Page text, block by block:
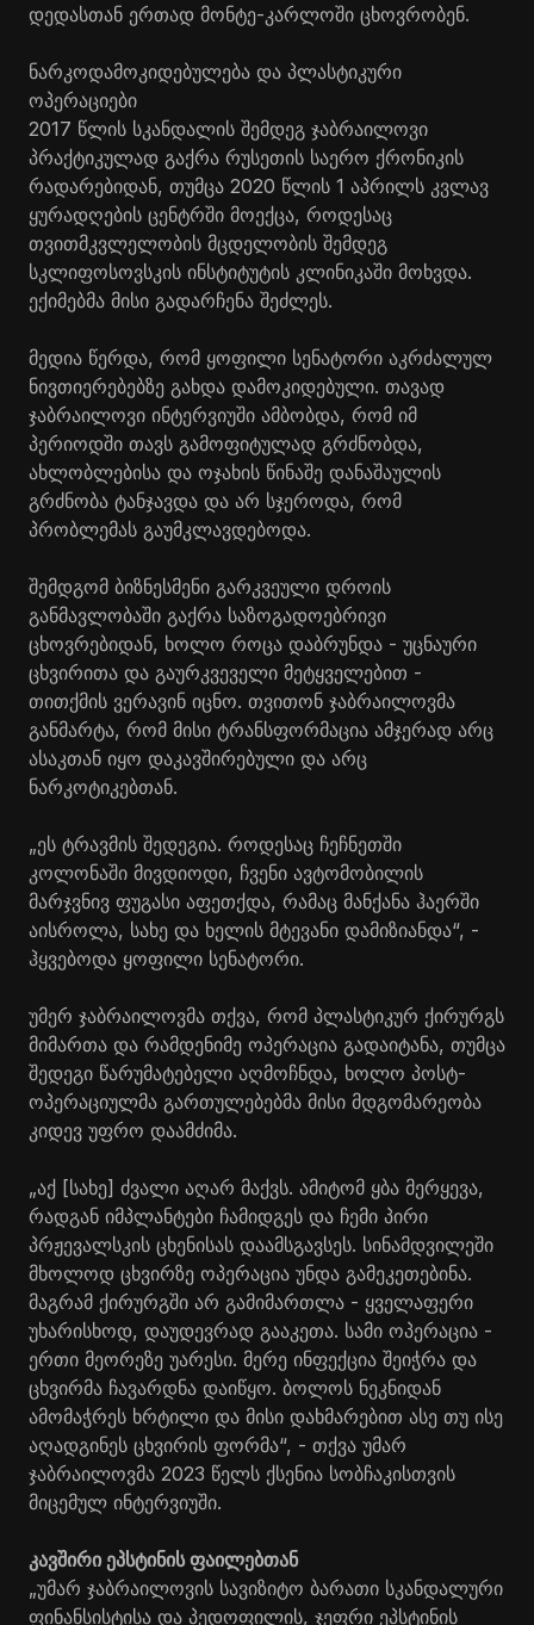
დედასთან ერთად მონტე-კარლოში ცხოვრობენ.
ნარკოდამოკიდებულება და პლასტიკური
ოპერაციები
2017 წლის სკანდალის შემდეგ ჯაბრაილოვი
პრაქტიკულად გაქრა რუსეთის საერო ქრონიკის
რადარებიდან, თუმცა 2020 წლის 1 აპრილს კვლავ
ყურადღების ცენტრში მოექცა, როდესაც
თვითმკვლელობის მცდელობის შემდეგ
სკლიფოსოვსკის ინსტიტუტის კლინიკაში მოხვდა.
ექიმებმა მისი გადარჩენა შეძლეს.
მედია წერდა, რომ ყოფილი სენატორი აკრძალულ
ნივთიერებებზე გახდა დამოკიდებული. თავად
ჯაბრაილოვი ინტერვიუში ამბობდა, რომ იმ
პერიოდში თავს გამოფიტულად გრძნობდა,
ახლობლებისა და ოჯახის წინაშე დანაშაულის
გრძნობა ტანჯავდა და არ სჯეროდა, რომ
პრობლემას გაუმკლავდებოდა.
შემდგომ ბიზნესმენი გარკვეული დროის
განმავლობაში გაქრა საზოგადოებრივი
ცხოვრებიდან, ხოლო როცა დაბრუნდა - უცნაური
ცხვირითა და გაურკვეველი მეტყველებით -
თითქმის ვერავინ იცნო. თვითონ ჯაბრაილოვმა
განმარტა, რომ მისი ტრანსფორმაცია ამჯერად არც
ასაკთან იყო დაკავშირებული და არც
ნარკოტიკებთან.
„ეს ტრავმის შედეგია. როდესაც ჩეჩნეთში
კოლონაში მივდიოდი, ჩვენი ავტომობილის
მარჯვნივ ფუგასი აფეთქდა, რამაც მანქანა ჰაერში
აისროლა, სახე და ხელის მტევანი დამიზიანდა“, -
ჰყვებოდა ყოფილი სენატორი.
უმერ ჯაბრაილოვმა თქვა, რომ პლასტიკურ ქირურგს
მიმართა და რამდენიმე ოპერაცია გადაიტანა, თუმცა
შედეგი წარუმატებელი აღმოჩნდა, ხოლო პოსტ-
ოპერაციულმა გართულებებმა მისი მდგომარეობა
კიდევ უფრო დაამძიმა.
„აქ [სახე] ძვალი აღარ მაქვს. ამიტომ ყბა მერყევა,
რადგან იმპლანტები ჩამიდგეს და ჩემი პირი
პრჟევალსკის ცხენისას დაამსგავსეს. სინამდვილეში
მხოლოდ ცხვირზე ოპერაცია უნდა გამეკეთებინა.
მაგრამ ქირურგში არ გამიმართლა - ყველაფერი
უხარისხოდ, დაუდევრად გააკეთა. სამი ოპერაცია -
ერთი მეორეზე უარესი. მერე ინფექცია შეიჭრა და
ცხვირმა ჩავარდნა დაიწყო. ბოლოს ნეკნიდან
ამომაჭრეს ხრტილი და მისი დახმარებით ასე თუ ისე
აღადგინეს ცხვირის ფორმა“, - თქვა უმარ
ჯაბრაილოვმა 2023 წელს ქსენია სობჩაკისთვის
მიცემულ ინტერვიუში.
კავშირი ეპსტინის ფაილებთან
„უმარ ჯაბრაილოვის სავიზიტო ბარათი სკანდალური
ფინანსისტისა და პედოფილის, ჯეფრი ეპსტინის